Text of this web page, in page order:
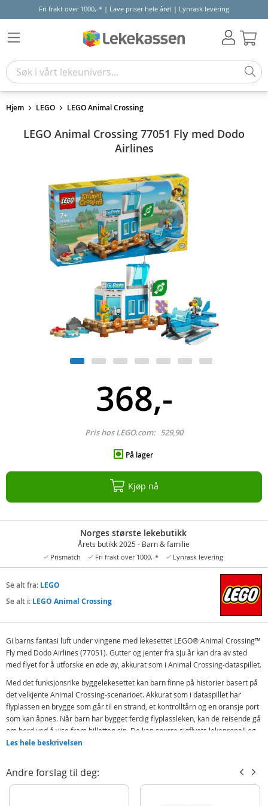
Fri frakt over 1000,-* | Lave priser hele året | Lynrask levering
Hjem LEGO LEGO Animal Crossing
LEGO Animal Crossing 77051 Fly med Dodo
Airlines
368,-
Pris hos LEGO.com: 529,90
På lager
Kjøp nå
Norges største lekebutikk
Årets butikk 2025 - Barn & familie
Prismatch Fri frakt over 1000,-* Lynrask levering
Se alt fra: LEGO
Se alt i: LEGO Animal Crossing
Gi barns fantasi luft under vingene med lekesettet LEGO® Animal Crossing™
Fly med Dodo Airlines (77051). Gutter og jenter fra sju år kan dra av sted
med flyet for å utforske en øde øy, akkurat som i Animal Crossing-dataspillet.
Med det funksjonsrike byggelekesettet kan barn finne på historier basert på
det velkjente Animal Crossing-scenarioet. Akkurat som i dataspillet har
flyplassen en brygge som går til en strand, et kontrolltårn og en oransje port
som kan åpnes. Når barn har bygget ferdig flyplassleken, kan de reisende gå
om bord ved å vise fram billetten sin. De kan snurre sjøflyets lekepropell og
leke at de sender minifigurene av piloten Wilbur og passasjer Tangy av gårde
Settet finnes i LEGO Builder appen, hvor barn kan zoome og rotere modeller
i 3D og finne ut hvordan de kan tilpasse flyplassflagget. LEGO Animal
Les hele beskrivelsen
Andre forslag til deg: